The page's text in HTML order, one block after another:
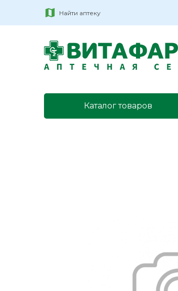
Найти аптеку
Каталог товаров